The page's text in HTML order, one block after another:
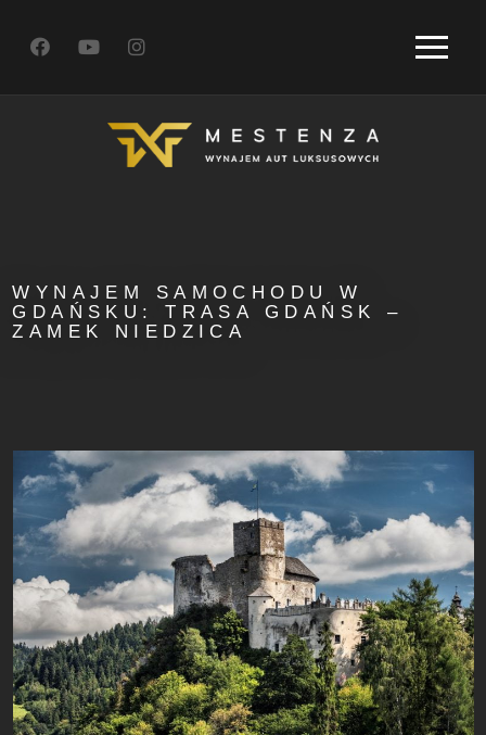
WYNAJEM SAMOCHODU W
GDAŃSKU: TRASA GDAŃSK –
ZAMEK NIEDZICA